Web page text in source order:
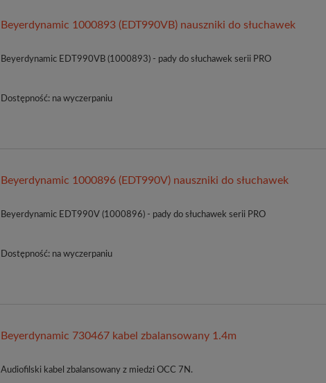
Beyerdynamic 1000893 (EDT990VB) nauszniki do słuchawek
Beyerdynamic EDT990VB (1000893) - pady do słuchawek serii PRO
Dostępność: na wyczerpaniu
Beyerdynamic 1000896 (EDT990V) nauszniki do słuchawek
Beyerdynamic EDT990V (1000896) - pady do słuchawek serii PRO
Dostępność: na wyczerpaniu
Beyerdynamic 730467 kabel zbalansowany 1.4m
Audiofilski kabel zbalansowany z miedzi OCC 7N.